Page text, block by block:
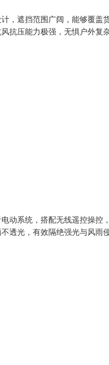
，遮挡范围广阔，能够覆盖
抗压能力极强，无惧户外复
动系统，搭配无线遥控操控
透光，有效隔绝强光与风雨